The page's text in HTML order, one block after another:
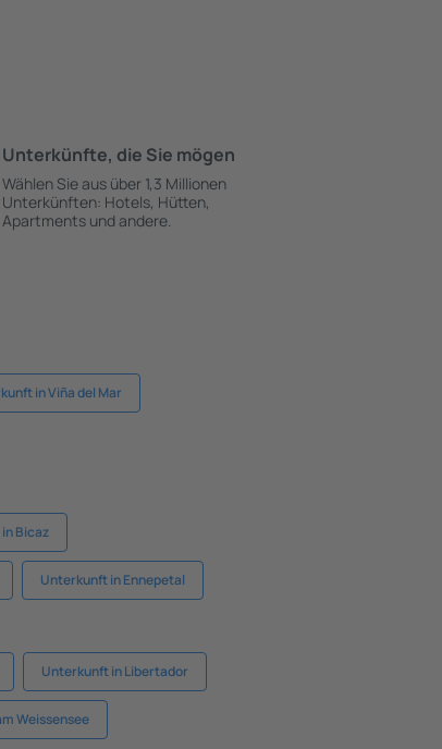
Unterkünfte, die Sie mögen
Wählen Sie aus über 1,3 Millionen
Unterkünften: Hotels, Hütten,
Apartments und andere.
in Viña del Mar
Bicaz
Unterkunft in Ennepetal
Unterkunft in Libertador
Weissensee